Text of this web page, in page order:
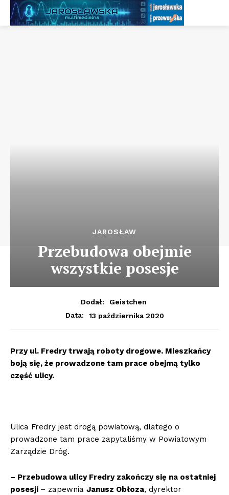
JAROSŁAW
Przebudowa obejmie
wszystkie posesje
Dodał:
Geistchen
Data:
13 października 2020
Przy ul. Fredry trwają roboty drogowe. Mieszkańcy
boją się, że prowadzone tam prace obejmą tylko
część ulicy.
Ulica Fredry jest drogą powiatową, dlatego o
prowadzone tam prace zapytaliśmy w Powiatowym
Zarządzie Dróg.
– Przebudowa ulicy Fredry zakończy się na ostatniej
posesji – zapewnia Janusz Obłoza, dyrektor